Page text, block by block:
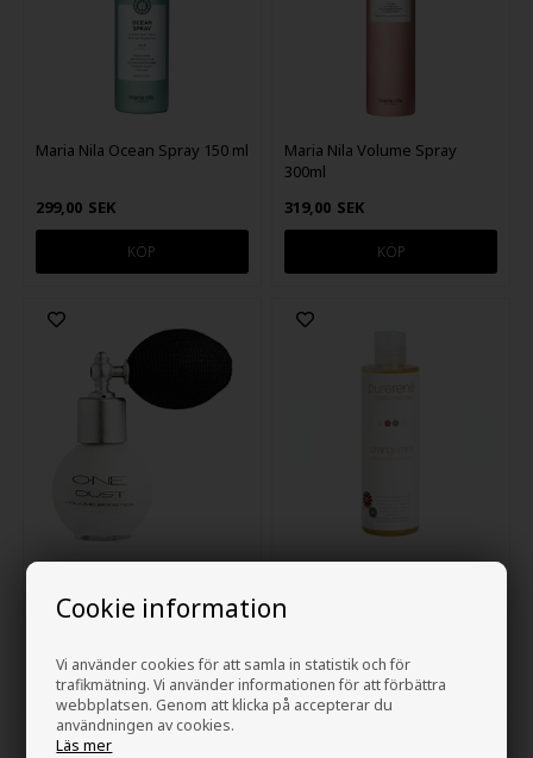
Cookie information
Vi använder cookies för att samla in statistik och för
trafikmätning. Vi använder informationen för att förbättra
webbplatsen. Genom att klicka på accepterar du
användningen av cookies.
Läs mer
Maria Nila Ocean Spray 150 ml
299,00 SEK
Maria Nila Volume Spray
300ml
319,00 SEK
33ml